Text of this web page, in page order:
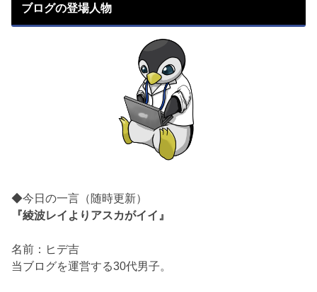
ブログの登場人物
◆今日の一言（随時更新）
『綾波レイよりアスカがイイ』
名前：ヒデ吉
当ブログを運営する30代男子。